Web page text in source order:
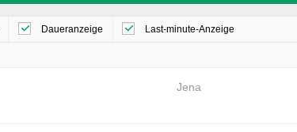
Daueranzeige Last-minute-Anzeige
Jena